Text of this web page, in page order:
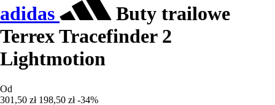
adidas
Buty trailowe
Terrex Tracefinder 2
Lightmotion
Od
301,50 zł 198,50 zł -34%